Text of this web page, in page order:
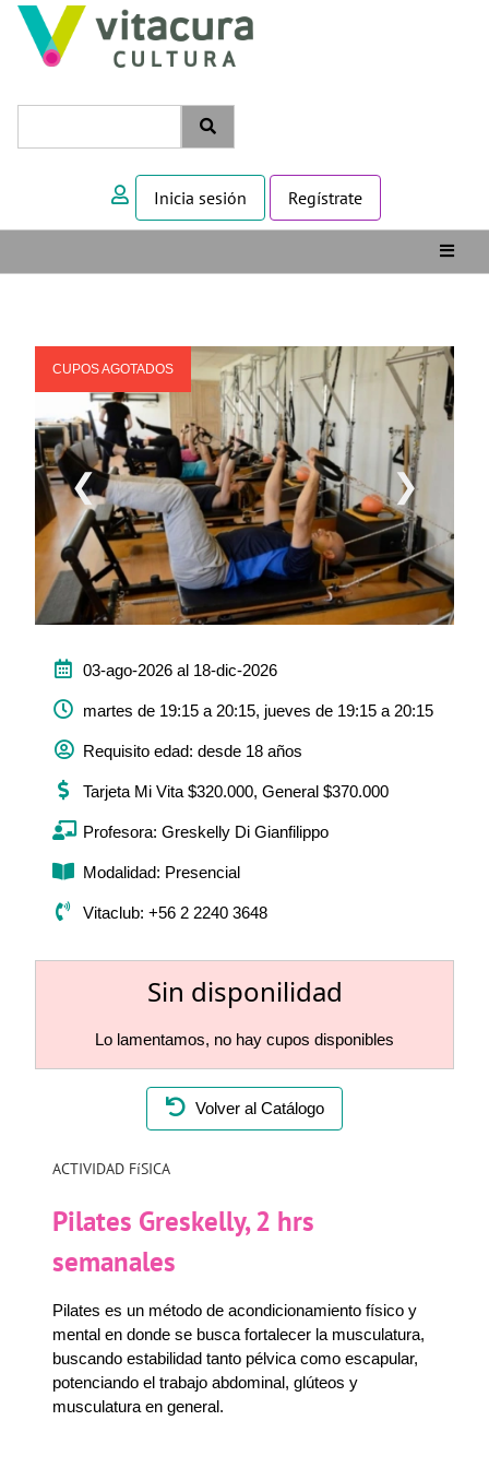
Inicia sesión Regístrate
CUPOS AGOTADOS
❮ ❯
03-ago-2026 al 18-dic-2026
martes de 19:15 a 20:15, jueves de 19:15 a 20:15
Requisito edad: desde 18 años
Tarjeta Mi Vita $320.000, General $370.000
Profesora: Greskelly Di Gianfilippo
Modalidad: Presencial
Vitaclub: +56 2 2240 3648
Sin disponilidad
Lo lamentamos, no hay cupos disponibles
Volver al Catálogo
ACTIVIDAD FíSICA
Pilates Greskelly, 2 hrs
semanales
Pilates es un método de acondicionamiento físico y
mental en donde se busca fortalecer la musculatura,
buscando estabilidad tanto pélvica como escapular,
potenciando el trabajo abdominal, glúteos y
musculatura en general.